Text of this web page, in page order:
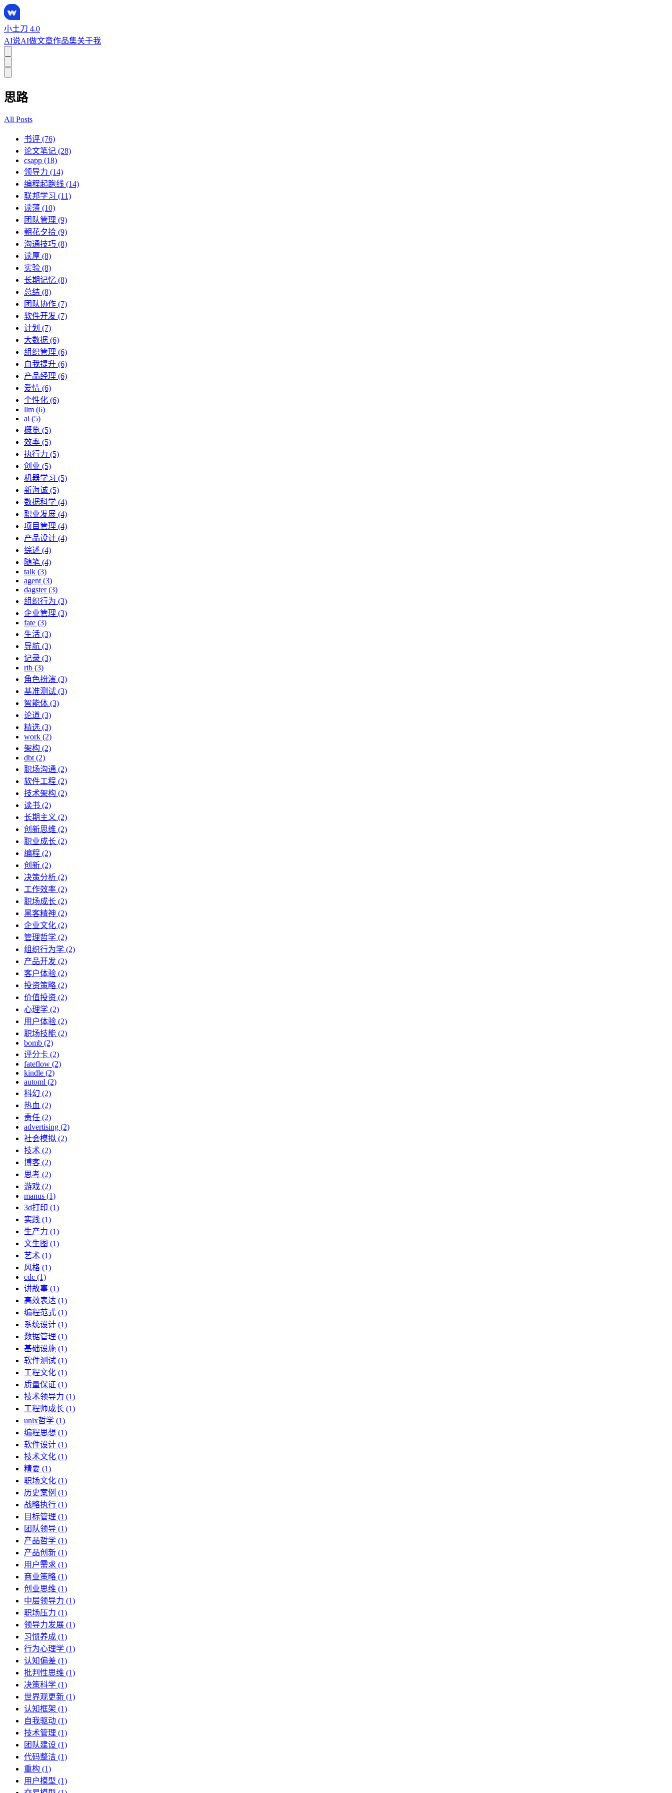
小土刀 4.0
AI说AI做文章作品集关于我
思路
All Posts
书评 (76)
论文笔记 (28)
csapp (18)
领导力 (14)
编程起跑线 (14)
联邦学习 (11)
读薄 (10)
团队管理 (9)
朝花夕拾 (9)
沟通技巧 (8)
读厚 (8)
实验 (8)
长期记忆 (8)
总结 (8)
团队协作 (7)
软件开发 (7)
计划 (7)
大数据 (6)
组织管理 (6)
自我提升 (6)
产品经理 (6)
爱情 (6)
个性化 (6)
llm (6)
ai (5)
概览 (5)
效率 (5)
执行力 (5)
创业 (5)
机器学习 (5)
新海诚 (5)
数据科学 (4)
职业发展 (4)
项目管理 (4)
产品设计 (4)
综述 (4)
随笔 (4)
talk (3)
agent (3)
dagster (3)
组织行为 (3)
企业管理 (3)
fate (3)
生活 (3)
导航 (3)
记录 (3)
rtb (3)
角色扮演 (3)
基准测试 (3)
智能体 (3)
论道 (3)
精选 (3)
work (2)
架构 (2)
dbt (2)
职场沟通 (2)
软件工程 (2)
技术架构 (2)
读书 (2)
长期主义 (2)
创新思维 (2)
职业成长 (2)
编程 (2)
创新 (2)
决策分析 (2)
工作效率 (2)
职场成长 (2)
黑客精神 (2)
企业文化 (2)
管理哲学 (2)
组织行为学 (2)
产品开发 (2)
客户体验 (2)
投资策略 (2)
价值投资 (2)
心理学 (2)
用户体验 (2)
职场技能 (2)
bomb (2)
评分卡 (2)
fateflow (2)
kindle (2)
automl (2)
科幻 (2)
热血 (2)
责任 (2)
advertising (2)
社会模拟 (2)
技术 (2)
博客 (2)
思考 (2)
游戏 (2)
manus (1)
3d打印 (1)
实践 (1)
生产力 (1)
文生图 (1)
艺术 (1)
风格 (1)
cdc (1)
讲故事 (1)
高效表达 (1)
编程范式 (1)
系统设计 (1)
数据管理 (1)
基础设施 (1)
软件测试 (1)
工程文化 (1)
质量保证 (1)
技术领导力 (1)
工程师成长 (1)
unix哲学 (1)
编程思想 (1)
软件设计 (1)
技术文化 (1)
精要 (1)
职场文化 (1)
历史案例 (1)
战略执行 (1)
目标管理 (1)
团队领导 (1)
产品哲学 (1)
产品创新 (1)
用户需求 (1)
商业策略 (1)
创业思维 (1)
中层领导力 (1)
职场压力 (1)
领导力发展 (1)
习惯养成 (1)
行为心理学 (1)
认知偏差 (1)
批判性思维 (1)
决策科学 (1)
世界观更新 (1)
认知框架 (1)
自我驱动 (1)
技术管理 (1)
团队建设 (1)
代码整洁 (1)
重构 (1)
用户模型 (1)